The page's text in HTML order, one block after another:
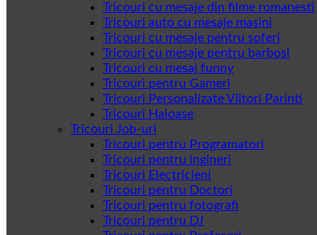
Tricouri cu mesaje din filme romanesti
Tricouri auto cu mesaje masini
Tricouri cu mesaje pentru soferi
Tricouri cu mesaje pentru barbosi
Tricouri cu mesaj funny
Tricouri pentru Gameri
Tricouri Personalizate Viitori Parinti
Tricouri Haioase
Tricouri Job-uri
Tricouri pentru Programatori
Tricouri pentru ingineri
Tricouri Electricieni
Tricouri pentru Doctori
Tricouri pentru fotografi
Tricouri pentru DJ